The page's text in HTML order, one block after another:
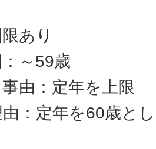
あり
～59歳
由：定年を上限
：定年を60歳と